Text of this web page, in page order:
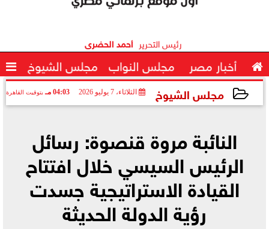
رئيس التحرير أحمد الحضرى
 أخبار مصر مجلس النواب مجلس الشيوخ 
مجلس الشيوخ الثلاثاء، 7 يوليو 2026 04:03 مـ بتوقيت القاهرة
النائبة مروة قنصوة: رسائل
الرئيس السيسي خلال افتتاح
القيادة الاستراتيجية جسدت
رؤية الدولة الحديثة